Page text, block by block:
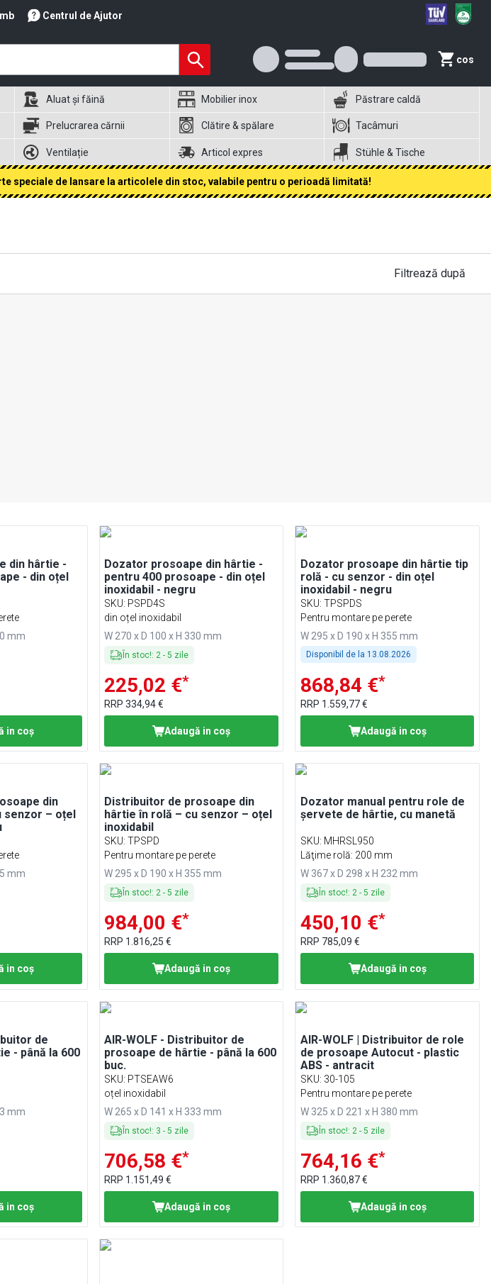
Centrul de Ajutor
cos
Aluat și făină Mobilier inox Păstrare caldă
Prelucrarea cărnii Clătire & spălare Tacâmuri
Ventilație Articol expres Stühle & Tische
speciale de lansare la articolele din stoc, valabile pentru o perioadă limitată!
Filtrează după
din hârtie -
- din oțel
mm
in coş
Dozator prosoape din hârtie -
pentru 400 prosoape - din oțel
inoxidabil - negru
SKU: PSPD4S
din oțel inoxidabil
W 270 x D 100 x H 330 mm
În stoc!: 2 -5 zile
225,02 €*
RRP334,94 €
Adaugă in coş
Dozator prosoape din hârtie tip
rolă - cu senzor - din oțel
inoxidabil - negru
SKU: TPSPDS
Pentru montare pe perete
W 295 x D 190 x H 355 mm
Disponibil de la 13.08.2026
868,84 €*
RRP 1.559,77 €
Adaugă in coş
din
senzor – oțel
mm
in coş
Distribuitor de prosoape din
hârtie în rolă – cu senzor – oțel
inoxidabil
SKU:TPSPD
Pentru montare pe perete
W 295 x D 190 x H 355 mm
În stoc!: 2 -5 zile
984,00 €*
RRP 1.816,25 €
Adaugă in coş
Dozator manual pentru role de
șervete de hârtie, cu manetă
SKU: MHRSL950
Lăţime rolă: 200 mm
W 367 x D 298 x H 232 mm
În stoc!: 2- 5 zile
450,10 €*
RRP 785,09 €
Adaugă in coş
de
mm
in coş
AIR-WOLF - Distribuitor de
prosoape de hârtie - până la 600
buc.
SKU: PTSEAW6
oțel inoxidabil
W 265 x D 141 x H 333 mm
În stoc!: 3 -5 zile
706,58 €*
RRP 1.151,49 €
Adaugă in coş
AIR-WOLF | Distribuitor de role
de prosoape Autocut - plastic
ABS - antracit
SKU: 30-105
Pentru montare pe perete
W 325 x D 221 x H 380 mm
În stoc!: 2 - 5 zile
764,16 €*
RRP 1.360,87 €
Adaugă in coş